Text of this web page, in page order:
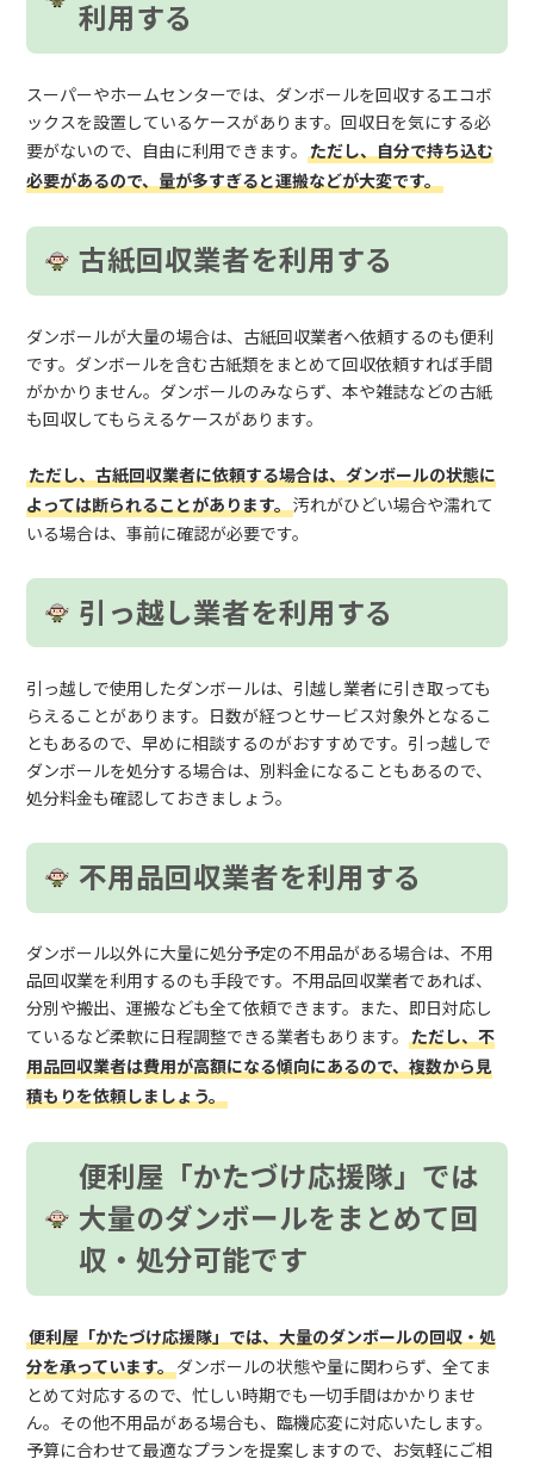
利用する
スーパーやホームセンターでは、ダンボールを回収するエコボ
ックスを設置しているケースがあります。回収日を気にする必
要がないので、自由に利用できます。ただし、自分で持ち込む
必要があるので、量が多すぎると運搬などが大変です。
古紙回収業者を利用する
ダンボールが大量の場合は、古紙回収業者へ依頼するのも便利
です。ダンボールを含む古紙類をまとめて回収依頼すれば手間
がかかりません。ダンボールのみならず、本や雑誌などの古紙
も回収してもらえるケースがあります。
ただし、古紙回収業者に依頼する場合は、ダンボールの状態に
よっては断られることがあります。汚れがひどい場合や濡れて
いる場合は、事前に確認が必要です。
引っ越し業者を利用する
引っ越しで使用したダンボールは、引越し業者に引き取っても
らえることがあります。日数が経つとサービス対象外となるこ
ともあるので、早めに相談するのがおすすめです。引っ越しで
ダンボールを処分する場合は、別料金になることもあるので、
処分料金も確認しておきましょう。
不用品回収業者を利用する
ダンボール以外に大量に処分予定の不用品がある場合は、不用
品回収業を利用するのも手段です。不用品回収業者であれば、
分別や搬出、運搬なども全て依頼できます。また、即日対応し
ているなど柔軟に日程調整できる業者もあります。ただし、不
用品回収業者は費用が高額になる傾向にあるので、複数から見
積もりを依頼しましょう。
便利屋「かたづけ応援隊」では
大量のダンボールをまとめて回
収・処分可能です
便利屋「かたづけ応援隊」では、大量のダンボールの回収・処
分を承っています。ダンボールの状態や量に関わらず、全てま
とめて対応するので、忙しい時期でも一切手間はかかりませ
ん。その他不用品がある場合も、臨機応変に対応いたします。
予算に合わせて最適なプランを提案しますので、お気軽にご相